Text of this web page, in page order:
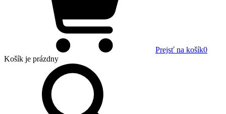
Prejsť na košík0
Košík je prázdny